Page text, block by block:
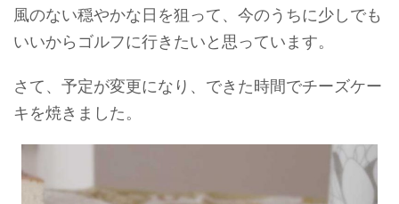
風のない穏やかな日を狙って、今のうちに少しでも
いいからゴルフに行きたいと思っています。
さて、予定が変更になり、できた時間でチーズケー
キを焼きました。